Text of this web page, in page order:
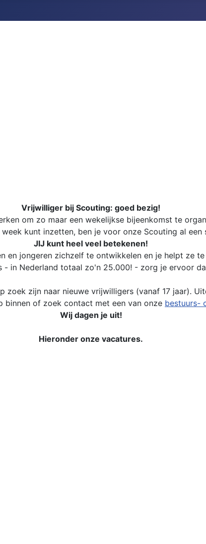
Vrijwilliger bij Scouting: goed bezig!
om zo maar een wekelijkse bijeenkomst te
kunt inzetten, ben je voor onze Scouting al een
JIJ kunt heel veel betekenen!
en jongeren zichzelf te ontwikkelen en je helpt ze
- in Nederland totaal zo'n 25.000! - zorg je ervoor
zijn naar nieuwe vrijwilligers (vanaf 17 jaar).
binnen of zoek contact met een van onze bestuurs-
Wij dagen je uit!
Hieronder onze vacatures.